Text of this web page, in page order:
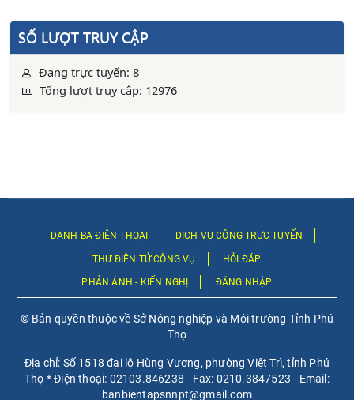
SỐ LƯỢT TRUY CẬP
Đang trực tuyến: 8
Tổng lượt truy cập: 12976
DANH BẠ ĐIỆN THOẠI DỊCH VỤ CÔNG TRỰC TUYẾN
THƯ ĐIỆN TỬ CÔNG VỤ HỎI ĐÁP
PHẢN ÁNH - KIẾN NGHỊ ĐĂNG NHẬP
© Bản quyền thuộc về Sở Nông nghiệp và Môi trường Tỉnh Phú
Thọ
Địa chỉ: Số 1518 đại lộ Hùng Vương, phường Việt Trì, tỉnh Phú
Thọ * Điện thoại: 02103.846238 - Fax: 0210.3847523 - Email:
banbientapsnnpt@gmail.com